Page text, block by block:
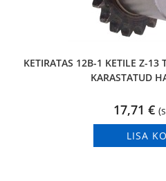
KETIRATAS 12B-1 KETILE Z-13
KARASTATUD
17,71 €
LISA